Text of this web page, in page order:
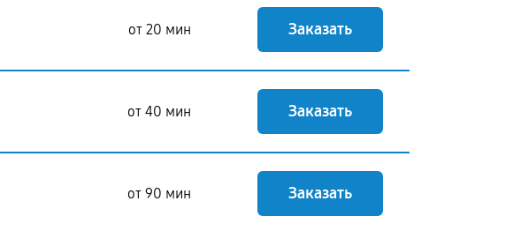
от 20 мин Заказать
от 40 мин Заказать
от 90 мин Заказать